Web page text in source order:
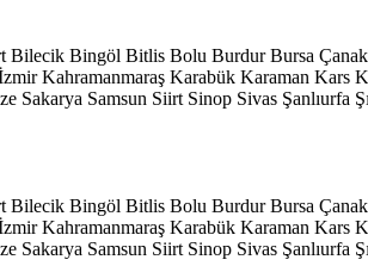
Bilecik Bingöl Bitlis Bolu Burdur Bursa
Kahramanmaraş Karabük Karaman Kars
Sakarya Samsun Siirt Sinop Sivas Şanlıurfa
Bilecik Bingöl Bitlis Bolu Burdur Bursa
Kahramanmaraş Karabük Karaman Kars
Sakarya Samsun Siirt Sinop Sivas Şanlıurfa